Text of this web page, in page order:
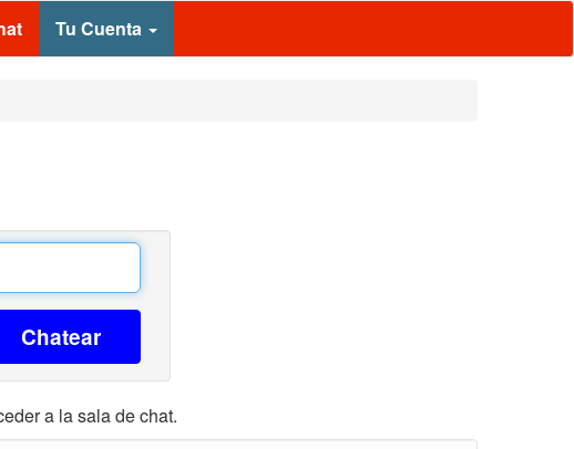
Tu Cuenta
Chatear
a la sala de chat.